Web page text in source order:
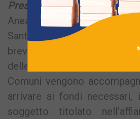
Prestiti e poi fondi di circa
Anea è al fianco di
Sant’Anastasia e
breve realizzati interventi
delle facciate dei
Comuni vengono
arrivare ai fondi necessari,
soggetto titolato